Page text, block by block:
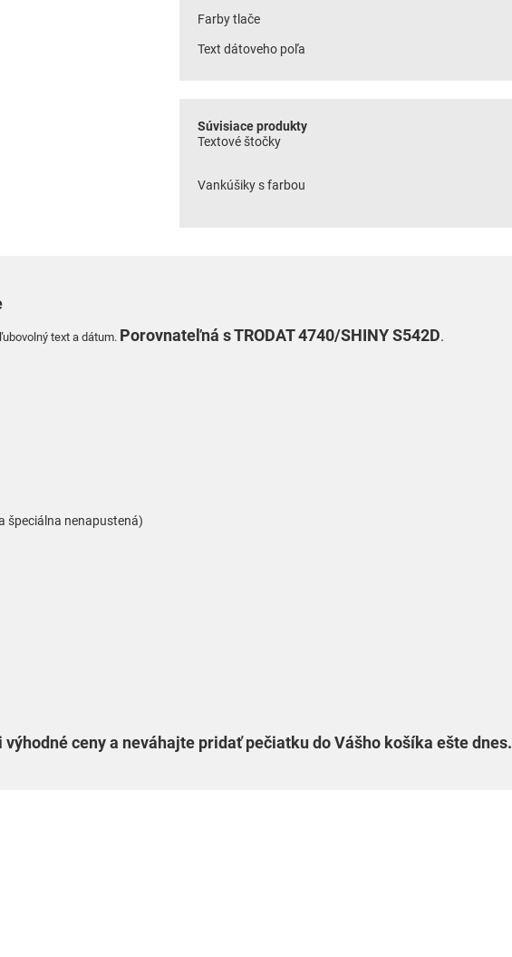
Farby tlače
Text dátoveho poľa
Súvisiace produkty
Textové štočky
Vankúšiky s farbou
text a dátum. Porovnateľná s TRODAT 4740/SHINY S542D.
špeciálna nenapustená)
ceny a neváhajte pridať pečiatku do Vášho košíka ešte dnes.